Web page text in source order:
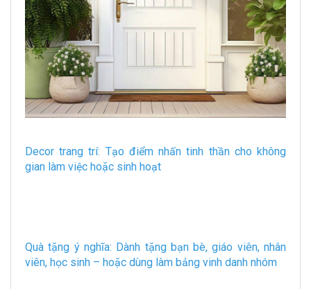
Decor trang trí: Tạo điểm nhấn tinh thần cho không
gian làm việc hoặc sinh hoạt
Quà tặng ý nghĩa: Dành tặng bạn bè, giáo viên, nhân
viên, học sinh – hoặc dùng làm bảng vinh danh nhóm